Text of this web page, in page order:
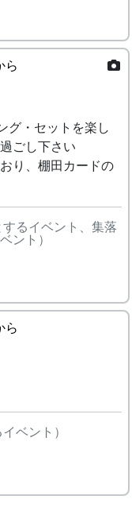
の
に
1999 2002
へ
太
1999 2001
町
1999 2000
棚
〜
）
ください
点ずつ別々
としたもの
撮影され、未
設け、公正
会総会
します。
等の作成企
ますが、入賞
イド』をスタ
No. 173 で
グ5コース、
には以下の
ト賞」
ト）
別展＞スタ
ら
グ・セットを楽し
ごし下さい
り、棚田カードの
るイベント、集落
ント）
ら
ベント）